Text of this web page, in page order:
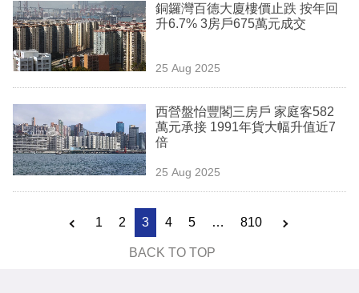
銅鑼灣百德大廈樓價止跌 按年回
升6.7% 3房戶675萬元成交
25 Aug 2025
西營盤怡豐閣三房戶 家庭客582
萬元承接 1991年貨大幅升值近7
倍
25 Aug 2025
1 2 3 4 5 … 810
BACK TO TOP